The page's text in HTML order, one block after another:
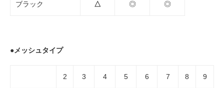
ブラック △ ◎ ◎
●メッシュタイプ
2 3 4 5 6 7 8 9